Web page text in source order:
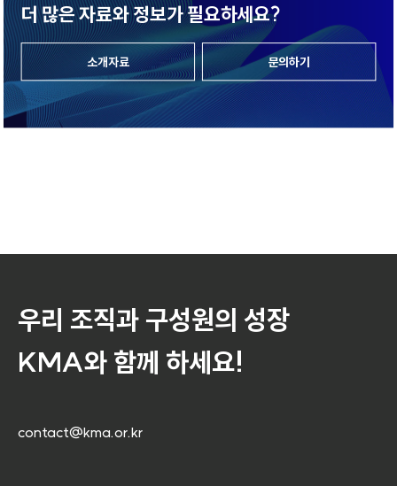
더 많은 자료와 정보가 필요하세요?
소개자료 문의하기
우리 조직과 구성원의 성장
KMA와 함께 하세요!
contact@kma.or.kr